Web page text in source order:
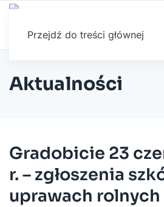
Przejdź do treści głównej
Aktualności
Gradobicie 23
r. – zgłoszenia
uprawach rolnych